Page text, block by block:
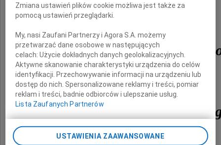
por. SG
Andrzeja
chor. sztab. SG
Bartłomieja
Zmiana ustawień plików cookie możliwa jest także za
pomocą ustawień przeglądarki.
My, nasi Zaufani Partnerzy i Agora S.A. możemy
przetwarzać dane osobowe w następujących
celach:Użycie dokładnych danych geolokalizacyjnych.
Aktywne skanowanie charakterystyki urządzenia do celów
identyfikacji. Przechowywanie informacji na urządzeniu lub
dostęp do nich. Spersonalizowane reklamy i treści, pomiar
reklam i treści, badnie odbiorców i ulepszanie usług.
Lista Zaufanych Partnerów
USTAWIENIA ZAAWANSOWANE